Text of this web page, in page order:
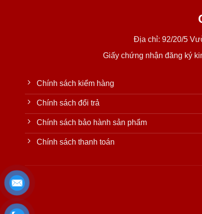
Địa chỉ: 92/20/5
Giấy chứng nhận đăng ký
Chính sách kiểm hàng
Chính sách đổi trả
Chính sách bảo hành sản phẩm
Chính sách thanh toán